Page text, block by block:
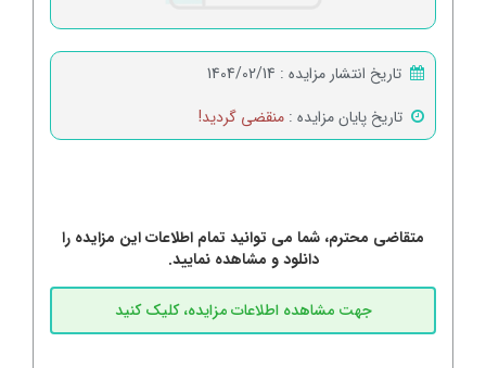
تاریخ انتشار مزایده : 1404/02/14
تاریخ پایان مزایده : منقضی گردید!
متقاضی محترم، شما می توانید تمام اطلاعات این مزایده را
دانلود و مشاهده نمایید.